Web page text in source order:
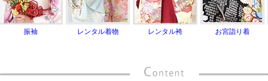
振袖 レンタル着物 レンタル袴 お宮詣り着